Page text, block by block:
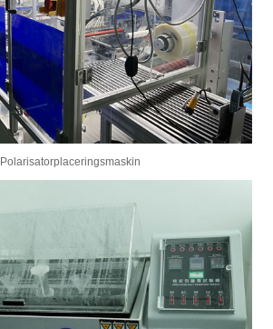
Polarisatorplaceringsmaskin